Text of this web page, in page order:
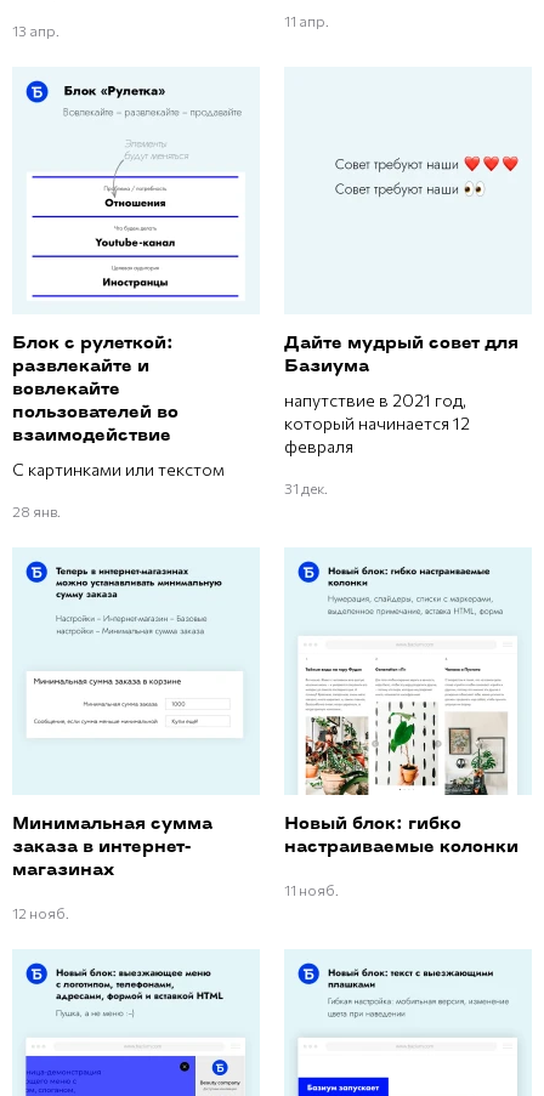
13 апр.
11 апр.
Блок с рулеткой:
развлекайте и
вовлекайте
пользователей во
взаимодействие
С картинками или текстом
28 янв.
Дайте мудрый совет для
Базиума
напутствие в 2021 год,
который начинается 12
февраля
31 дек.
Минимальная сумма
заказа в интернет-
магазинах
12 нояб.
Новый блок: гибко
настраиваемые колонки
11 нояб.